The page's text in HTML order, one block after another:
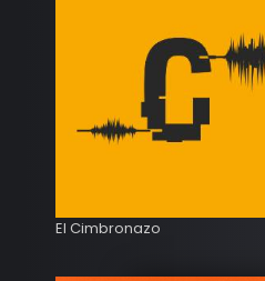
El Cimbronazo